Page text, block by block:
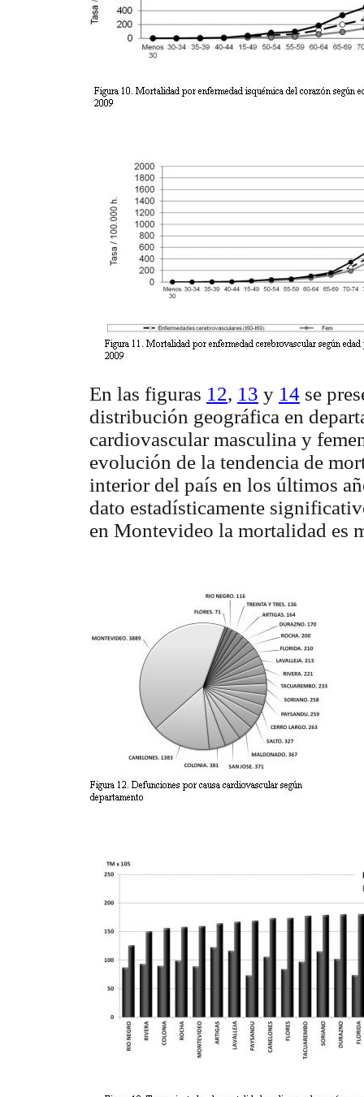
En las figuras 12, 13 y 14 se
distribución geográfica en
cardiovascular masculina y
evolución de la tendencia de
interior del país en los últimos
dato estadísticamente
en Montevideo la mortalidad es